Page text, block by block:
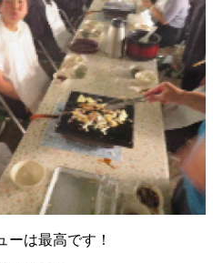
ーは最高です！